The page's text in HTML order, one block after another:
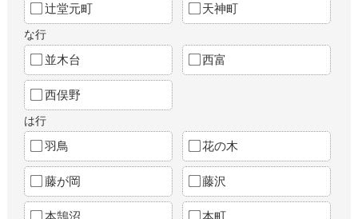
辻堂元町 天神町
な行
並木台 西富
西俣野
は行
羽鳥 花の木
藤が岡 藤沢
本鵠沼 本町